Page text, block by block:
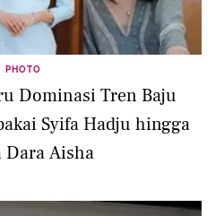
PHOTO
Dominasi Tren Baju
Syifa Hadju hingga
Dara Aisha